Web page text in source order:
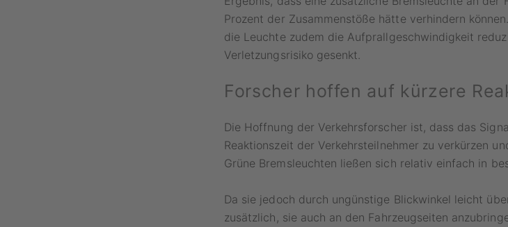
Prozent der Zusammenstöße hätte verhindern
die Leuchte zudem die Aufprallgeschwindigkeit
Verletzungsrisiko gesenkt.
Forscher hoffen auf kürzere
Die Hoffnung der Verkehrsforscher ist, dass das
Reaktionszeit der Verkehrsteilnehmer zu verkürzen
Grüne Bremsleuchten ließen sich relativ einfach in
Da sie jedoch durch ungünstige Blickwinkel leicht
zusätzlich, sie auch an den Fahrzeugseiten